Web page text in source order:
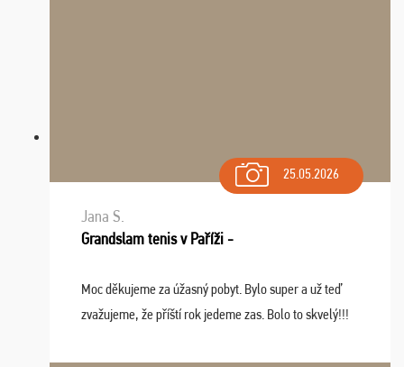
25.05.2026
Jana S.
Grandslam tenis v Paříži -
Moc děkujeme za úžasný pobyt. Bylo super a už teď
zvažujeme, že příští rok jedeme zas. Bolo to skvelý!!!